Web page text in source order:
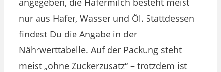
nur aus Hafer, Wasser und Öl. Stattdessen
findest Du die Angabe in der
Nährwerttabelle. Auf der Packung steht
meist „ohne Zuckerzusatz“ – trotzdem ist